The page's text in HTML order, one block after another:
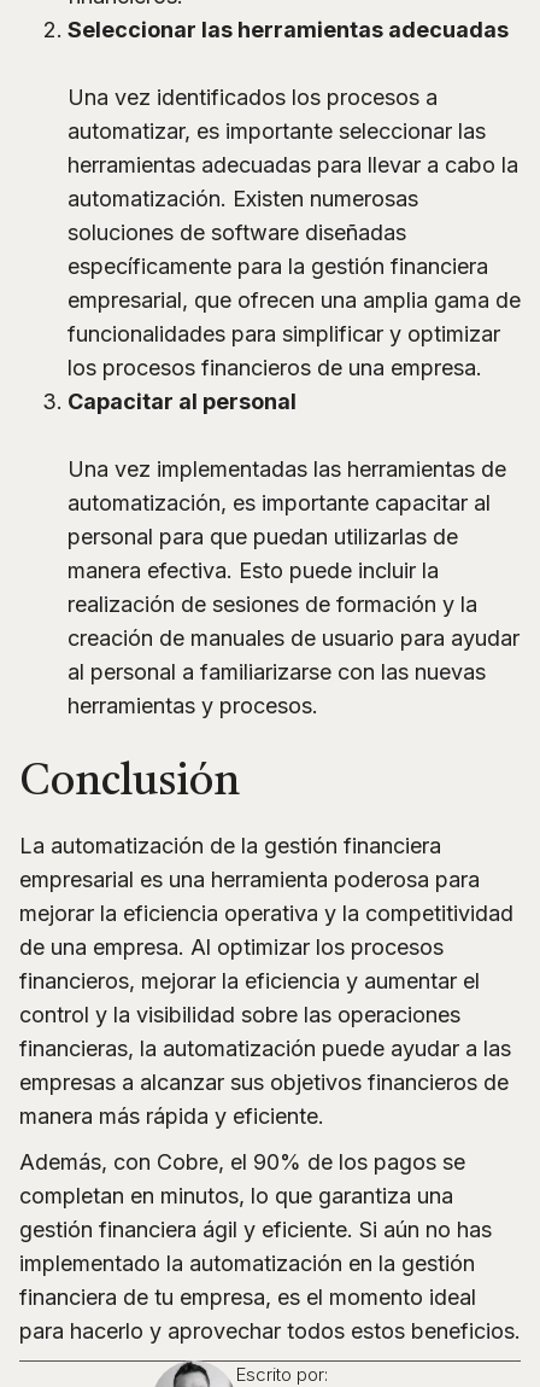
Seleccionar las herramientas adecuadas
Una vez identificados los procesos a
automatizar, es importante seleccionar las
herramientas adecuadas para llevar a cabo la
automatización. Existen numerosas
soluciones de software diseñadas
específicamente para la gestión financiera
empresarial, que ofrecen una amplia gama de
funcionalidades para simplificar y optimizar
los procesos financieros de una empresa.
Capacitar al personal
Una vez implementadas las herramientas de
automatización, es importante capacitar al
personal para que puedan utilizarlas de
manera efectiva. Esto puede incluir la
realización de sesiones de formación y la
creación de manuales de usuario para ayudar
al personal a familiarizarse con las nuevas
herramientas y procesos.
Conclusión
La automatización de la gestión financiera
empresarial es una herramienta poderosa para
mejorar la eficiencia operativa y la competitividad
de una empresa. Al optimizar los procesos
financieros, mejorar la eficiencia y aumentar el
control y la visibilidad sobre las operaciones
financieras, la automatización puede ayudar a las
empresas a alcanzar sus objetivos financieros de
manera más rápida y eficiente.
Además, con Cobre, el 90% de los pagos se
completan en minutos, lo que garantiza una
gestión financiera ágil y eficiente. Si aún no has
implementado la automatización en la gestión
financiera de tu empresa, es el momento ideal
para hacerlo y aprovechar todos estos beneficios.
Escrito por: